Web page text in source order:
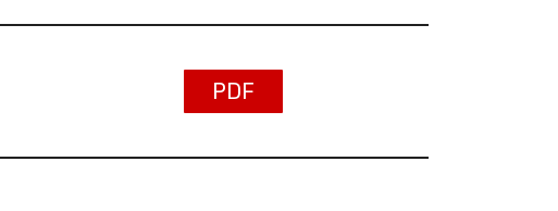
PDF